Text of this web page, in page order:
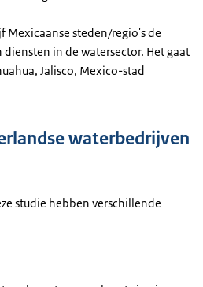
Mexicaanse steden/regio's de
in de watersector. Het gaat
Jalisco, Mexico-stad
waterbedrijven
studie hebben verschillende